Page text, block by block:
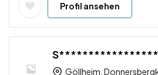
Profil ansehen
Göllheim,